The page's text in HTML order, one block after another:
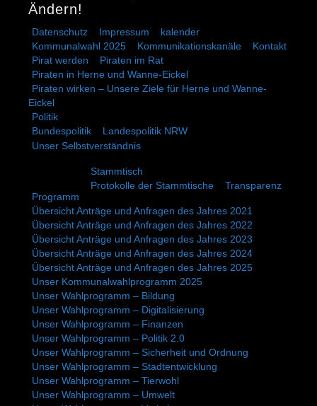
Ändern!
Datenschutz Impressum
kalender
Kommunalwahl 2025
Kommunikationskanäle
Kontakt
Pirat werden
Piraten im Rat
Piraten in Herne und Wanne-Eickel
Piraten wirken – Unsere Ziele für Herne und Wanne-
Eickel
Politik
Bundespolitik
Landespolitik NRW
Unser Selbstverständnis
Programm
Stammtisch
Protokolle der Stammtische
Transparenz
Übersicht Anträge und Anfragen des Jahres 2021
Übersicht Anträge und Anfragen des Jahres 2022
Übersicht Anträge und Anfragen des Jahres 2023
Übersicht Anträge und Anfragen des Jahres 2024
Übersicht Anträge und Anfragen des Jahres 2025
Unser Kommunalwahlprogramm 2025
Unser Wahlprogramm – Bildung
Unser Wahlprogramm – Digitalisierung
Unser Wahlprogramm – Finanzen
Unser Wahlprogramm – Politik 2.0
Unser Wahlprogramm – Sicherheit und Ordnung
Unser Wahlprogramm – Stadtentwicklung
Unser Wahlprogramm – Tierwohl
Unser Wahlprogramm – Umwelt